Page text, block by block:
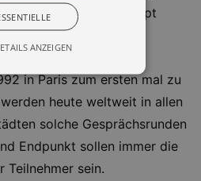
einheitliches Konzept
in Paris zum ersten mal zu
heute weltweit in allen
solche Gesprächsrunden
Endpunkt sollen immer die
Teilnehmer sein.
ANZEIGEN
Performance
unserer Webseite
für das Login in Ihren
Cookies funktioniert